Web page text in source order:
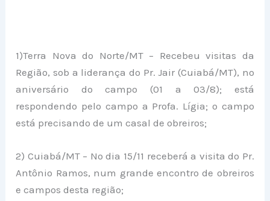
1)Terra Nova do Norte/MT – Recebeu visitas da
Região, sob a liderança do Pr. Jair (Cuiabá/MT), no
aniversário do campo (01 a 03/8); está
respondendo pelo campo a Profa. Lígia; o campo
está precisando de um casal de obreiros;
2) Cuiabá/MT – No dia 15/11 receberá a visita do Pr.
Antônio Ramos, num grande encontro de obreiros
e campos desta região;